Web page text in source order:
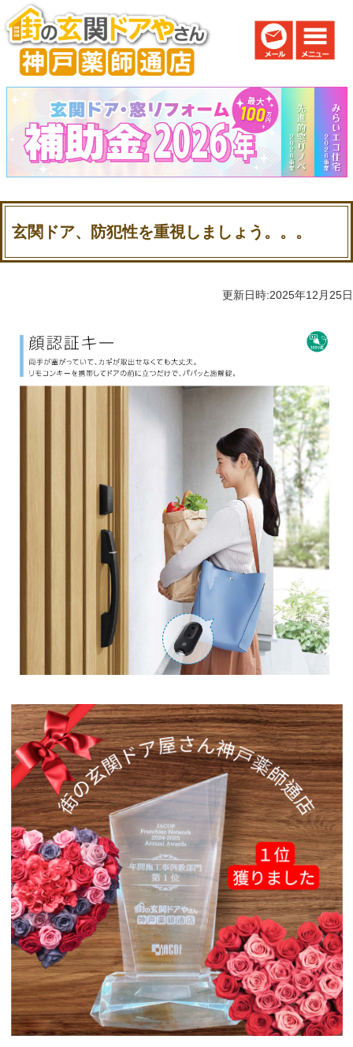
玄関ドア、防犯性を重視しましょう。。。
更新日時:2025年12月25日